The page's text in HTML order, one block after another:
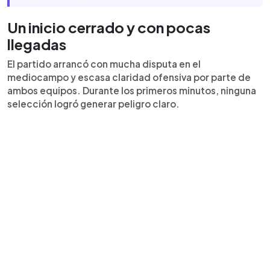
Un inicio cerrado y con pocas
llegadas
El partido arrancó con mucha disputa en el
mediocampo y escasa claridad ofensiva por parte de
ambos equipos. Durante los primeros minutos, ninguna
selección logró generar peligro claro.